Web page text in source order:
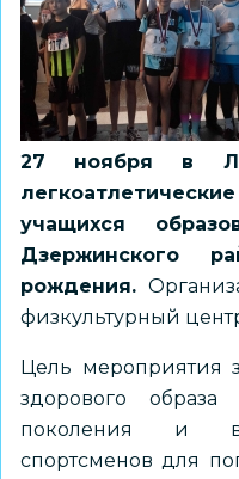
27 ноября в
учащихся
Дзержинского
рождения.
физкультурный
Цель мероприятия
здорового
поколения и
спортсменов для